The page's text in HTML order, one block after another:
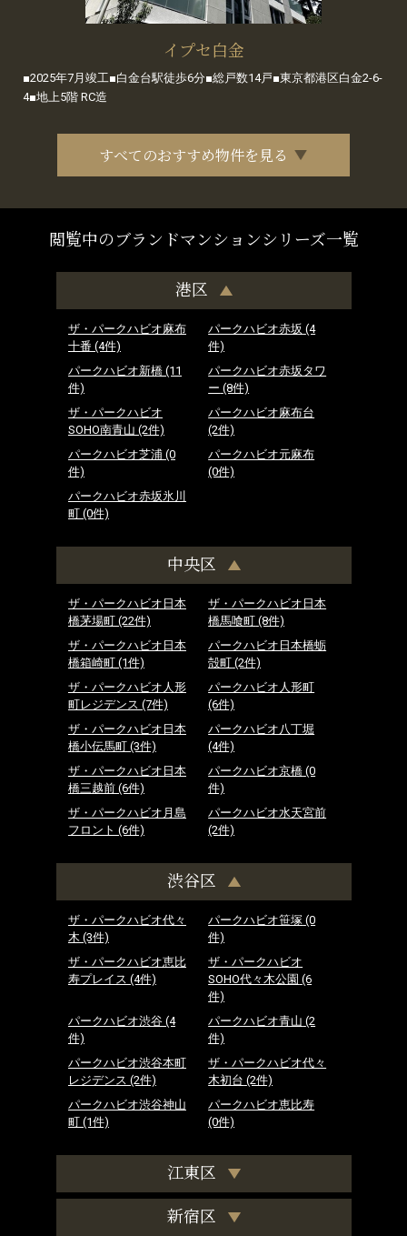
イプセ白金
■2025年7月竣工■白金台駅徒歩6分■総戸数14戸■東京都港区白金2-6-
4■地上5階 RC造
すべてのおすすめ物件を見る
閲覧中のブランドマンションシリーズ一覧
港区
ザ・パークハビオ麻布
十番 (4件)
パークハビオ赤坂 (4
件)
パークハビオ新橋 (11
件)
パークハビオ赤坂タワ
ー (8件)
ザ・パークハビオ
SOHO南青山 (2件)
パークハビオ麻布台
(2件)
パークハビオ芝浦 (0
件)
パークハビオ元麻布
(0件)
パークハビオ赤坂氷川
町 (0件)
中央区
ザ・パークハビオ日本
橋茅場町 (22件)
ザ・パークハビオ日本
橋馬喰町 (8件)
ザ・パークハビオ日本
橋箱崎町 (1件)
パークハビオ日本橋蛎
殻町 (2件)
ザ・パークハビオ人形
町レジデンス (7件)
パークハビオ人形町
(6件)
ザ・パークハビオ日本
橋小伝馬町 (3件)
パークハビオ八丁堀
(4件)
ザ・パークハビオ日本
橋三越前 (6件)
パークハビオ京橋 (0
件)
ザ・パークハビオ月島
フロント (6件)
パークハビオ水天宮前
(2件)
渋谷区
ザ・パークハビオ代々
木 (3件)
パークハビオ笹塚 (0
件)
ザ・パークハビオ恵比
寿プレイス (4件)
ザ・パークハビオ
SOHO代々木公園 (6
件)
パークハビオ渋谷 (4
件)
パークハビオ青山 (2
件)
パークハビオ渋谷本町
レジデンス (2件)
ザ・パークハビオ代々
木初台 (2件)
パークハビオ渋谷神山
町 (1件)
パークハビオ恵比寿
(0件)
江東区
新宿区